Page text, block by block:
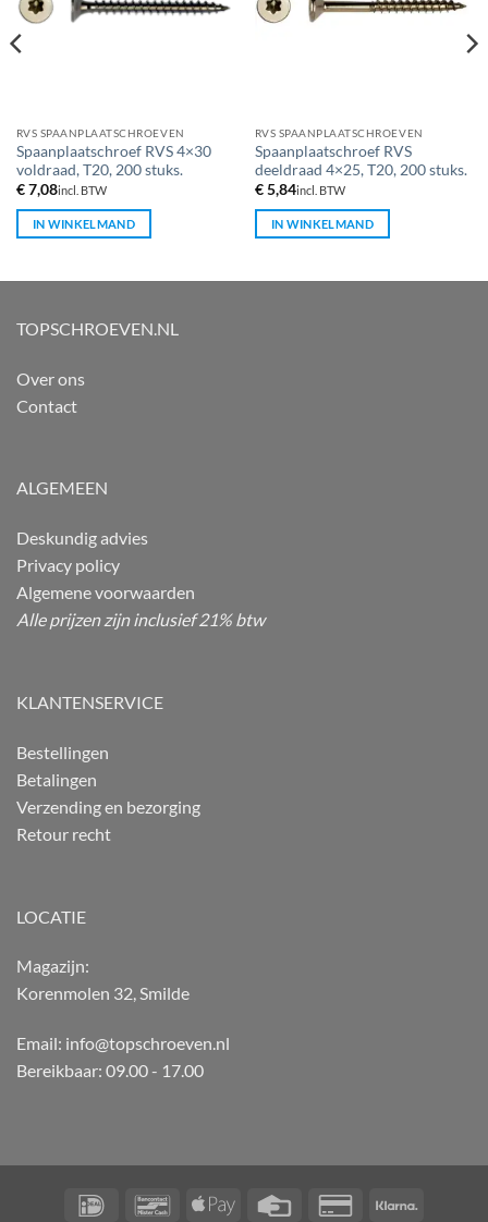
RVS SPAANPLAATSCHROEVEN
Spaanplaatschroef RVS 4×30
voldraad, T20, 200 stuks.
€7,08incl. BTW
IN WINKELMAND
RVS SPAANPLAATSCHROEVEN
Spaanplaatschroef RVS
deeldraad 4×25, T20, 200 stuks.
€5,84incl. BTW
IN WINKELMAND
TOPSCHROEVEN.NL
Over ons
Contact
ALGEMEEN
Deskundig advies
Privacy policy
Algemene voorwaarden
Alle prijzen zijn inclusief 21% btw
KLANTENSERVICE
Bestellingen
Betalingen
Verzending en bezorging
Retour recht
LOCATIE
Magazijn:
Korenmolen 32, Smilde
Email: info@topschroeven.nl
Bereikbaar: 09.00 - 17.00
IDeal BancontactApple
Credit
Credit